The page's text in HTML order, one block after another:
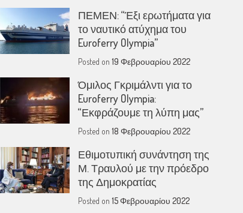
ΠΕΜΕΝ: “Έξι ερωτήματα για
το ναυτικό ατύχημα του
Euroferry Olympia”
Posted on19 Φεβρουαρίου 2022
Όμιλος Γκριμάλντι για το
Euroferry Olympia:
“Εκφράζουμε τη λύπη μας”
Posted on18 Φεβρουαρίου 2022
Εθιμοτυπική συνάντηση της
Μ. Τραυλού με την πρόεδρο
της Δημοκρατίας
Posted on15 Φεβρουαρίου 2022